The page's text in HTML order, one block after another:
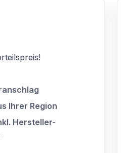
Ihrer Region
Hersteller-